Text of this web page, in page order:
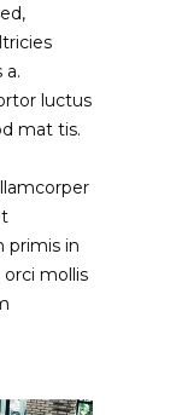
a.
luctus
mat tis.
primis in
mollis